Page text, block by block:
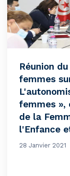
Réunion
femmes
femmes »,
de la
l'Enfance
28 Janvier 2021